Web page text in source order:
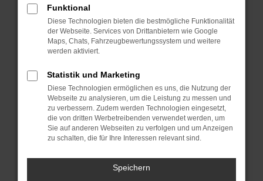
verhindern. Funktioniert die Seite in einem
anderen Browser oder in einem privaten
Fenster?
Starte dein Gerät neu.
Probleme zu beheben.
Stelle sicher, dass dein Browser und dein
Betriebssystem auf dem neuesten Stand
sind.
Veraltete Software birgt nicht nur ein
Sicherheitsrisiko, sondern kann auch dazu
führen, dass bestimmte Funktionen nicht mehr
unterstützt werden.
Funktional
Diese Technologien bieten die bestmögliche Funktionalität
der Webseite. Services von Drittanbietern wie Google
Maps, Chats, Fahrzeugbewertungssystem und weitere
werden aktiviert.
Statistik und Marketing
Diese Technologien ermöglichen es uns, die Nutzung der
Webseite zu analysieren, um die Leistung zu messen und
zu verbessern. Zudem werden Technologien eingesetzt,
die von dritten Werbetreibenden verwendet werden, um
Sie auf anderen Webseiten zu verfolgen und um Anzeigen
zu schalten, die für Ihre Interessen relevant sind.
Speichern